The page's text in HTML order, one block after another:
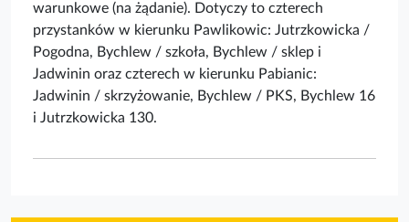
warunkowe (na żądanie). Dotyczy to czterech
przystanków w kierunku Pawlikowic: Jutrzkowicka /
Pogodna, Bychlew / szkoła, Bychlew / sklep i
Jadwinin oraz czterech w kierunku Pabianic:
Jadwinin / skrzyżowanie, Bychlew / PKS, Bychlew 16
i Jutrzkowicka 130.